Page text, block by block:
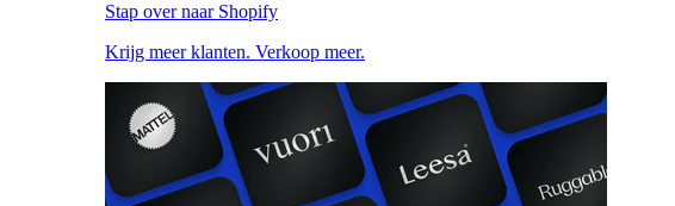
Stap over naar Shopify
Krijg meer klanten. Verkoop meer.